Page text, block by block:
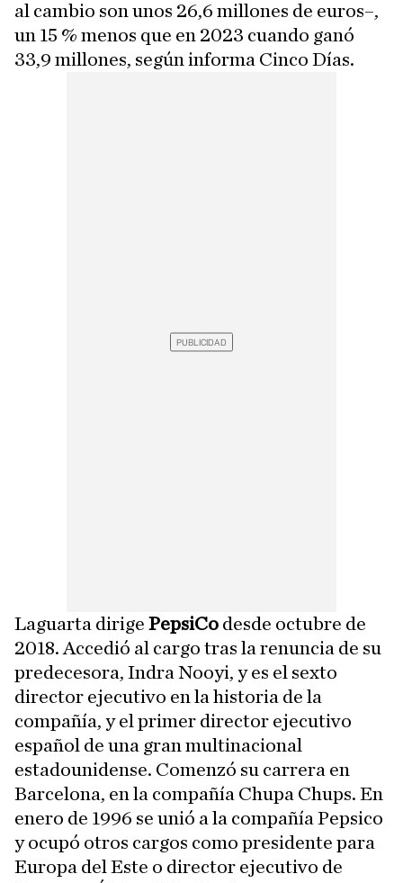
al cambio son unos 26,6 millones de euros–,
un 15 % menos que en 2023 cuando ganó
33,9 millones, según informa Cinco Días.
Laguarta dirige PepsiCo desde octubre de
2018. Accedió al cargo tras la renuncia de su
predecesora, Indra Nooyi, y es el sexto
director ejecutivo en la historia de la
compañía, y el primer director ejecutivo
español de una gran multinacional
estadounidense. Comenzó su carrera en
Barcelona, en la compañía Chupa Chups. En
enero de 1996 se unió a la compañía Pepsico
y ocupó otros cargos como presidente para
Europa del Este o director ejecutivo de